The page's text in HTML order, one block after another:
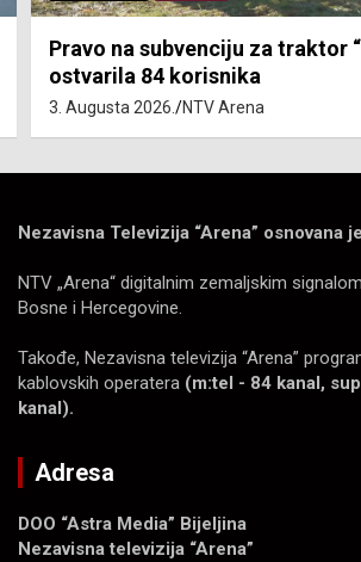
Pravo na subvenciju za traktor
ostvarila 84 korisnika
3. Augusta 2026. NTV Arena
Nezavisna Televizija “Arena” osnovana
NTV „Arena“ digitalnim zemaljskim
Bosne i Hercegovine.
Takođe, Nezavisna televizija “Arena”
kablovskih operatera (m:tel - 84 kanal,
kanal).
Adresa
DOO “Astra Media” Bijeljina
Nezavisna televizija “Arena”